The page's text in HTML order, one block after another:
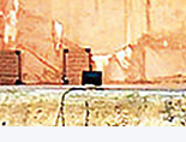
فرهنگ پوشاک
و قصه‌های عامیانه